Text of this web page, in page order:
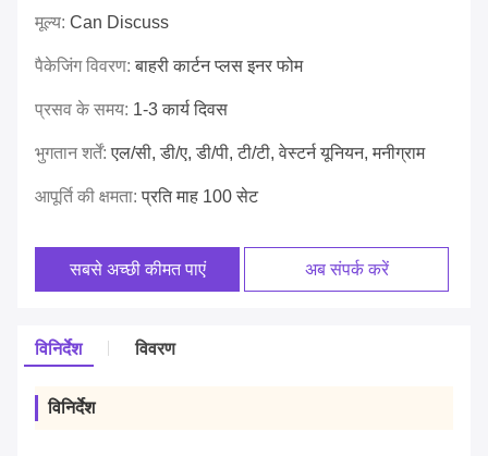
मूल्य: Can Discuss
पैकेजिंग विवरण:बाहरी कार्टन प्लस इनर फोम
प्रसव के समय: 1-3 कार्य दिवस
भुगतान शर्तें:एल/सी, डी/ए, डी/पी, टी/टी, वेस्टर्न यूनियन, मनीग्राम
आपूर्ति की क्षमता:प्रति माह 100 सेट
सबसे अच्छी कीमत पाएं अब संपर्क करें
विनिर्देश विवरण
विनिर्देश